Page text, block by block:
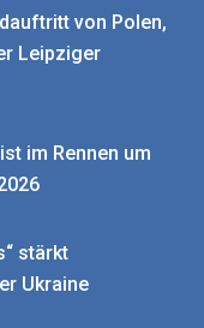
von Polen,
Leipziger
im Rennen um
stärkt
Ukraine